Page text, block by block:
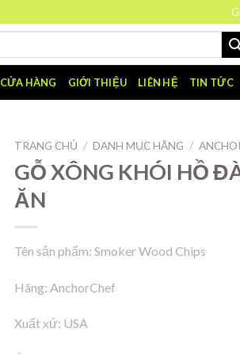
CỬA HÀNG GIỚI THIỆU LIÊN HỆ TIN TỨC
TRANG CHỦ / DANH MỤC HÃNG /
GỖ XÔNG KHÓI HỒ
ĂN
Tên sản phẩm: Smoker Wood Chips
Hãng: AnchorChef
Xuất xứ: USA